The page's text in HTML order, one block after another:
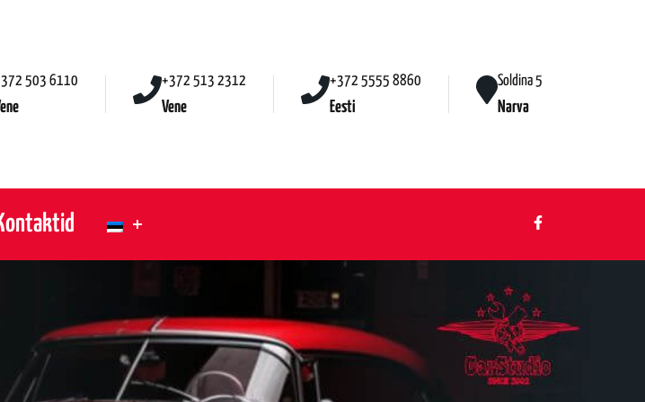
503 6110 +372 513 2312
Vene
+372 5555 8860
Eesti
Soldina 5
Narva